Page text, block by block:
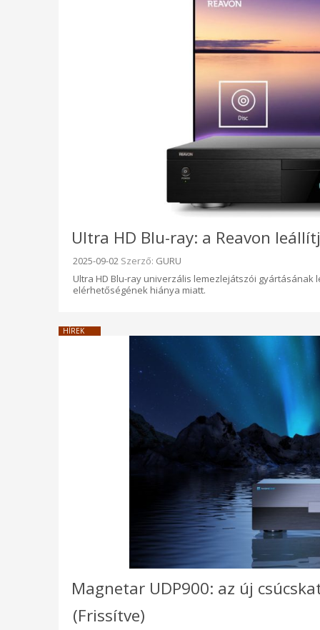
Ultra HD Blu-ray: a Reavon
Beküldve:
2025-09-02 Szerző: GURU
Ultra HD Blu-ray univerzális lemezlejátszói
elérhetőségének hiánya miatt.
HÍREK
Magnetar UDP900: az új
(Frissítve)